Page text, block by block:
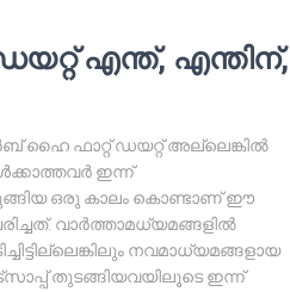
ഡയറ്റ് എന്ത്, എന്തിന്,
ഹൈ ഫാറ്റ് ഡയറ്റ് അല്ലെങ്കിൽ
ഇന്ന്
ഒരു കാലം കൊണ്ടാണ് ഈ
വാർത്താമധ്യമങ്ങളിൽ
നവമാധ്യമങ്ങളായ
തുടങ്ങിയവയിലൂടെ ഇന്ന്